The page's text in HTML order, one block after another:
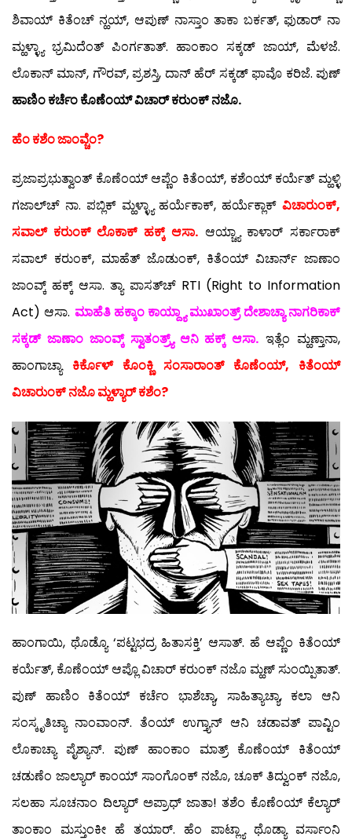
ಶಿವಾಯ್ ಕಿತೆಂಚ್ ನ್ಹಯ್, ಆಪುಣ್ ನಾಸ್ತಾಂ ತಾಕಾ ಬರ್ಕತ್, ಫುಡಾರ್ ನಾ
ಮ್ಹಳ್ಳ್ಯಾ ಭ್ರಮಿದೆಂತ್ ಪಿಂರ್ಗತಾತ್. ಹಾಂಕಾಂ ಸಕ್ಕಡ್ ಜಾಯ್, ಮೆಳಜೆ.
ಲೊಕಾನ್ ಮಾನ್, ಗೌರವ್, ಪ್ರಶಸ್ತಿ, ದಾನ್ ಹೆರ್ ಸಕ್ಕಡ್ ಫಾವೊ ಕರಿಜೆ. ಪುಣ್
ಹಾಣಿಂ ಕರ್ಚೆಂ ಕೊಣೆಂಯ್ ವಿಚಾರ್ ಕರುಂಕ್ ನಜೊ.
ಹೆಂ ಕಶೆಂ ಜಾಂವ್ಚೆಂ?
ಪ್ರಜಾಪ್ರಭುತ್ವಾಂತ್ ಕೊಣೆಂಯ್ ಆಪ್ಣೆಂ ಕಿತೆಂಯ್, ಕಶೆಂಯ್ ಕರ್ಯೆತ್ ಮ್ಹಳ್ಳಿ
ಗಜಾಲ್‍ಚ್ ನಾ. ಪಬ್ಲಿಕ್ ಮ್ಹಳ್ಳ್ಯಾ ಹರ್ಯೆಕಾಕ್, ಹರ್ಯೆಕ್ಲಾಕ್ ವಿಚಾರುಂಕ್,
ಸವಾಲ್ ಕರುಂಕ್ ಲೊಕಾಕ್ ಹಕ್ಕ್ ಆಸಾ.ಆಯ್ಚ್ಯಾ ಕಾಳಾರ್ ಸರ್ಕಾರಾಕ್
ಸವಾಲ್ ಕರುಂಕ್, ಮಾಹೆತ್ ಜೊಡುಂಕ್, ಕಿತೆಂಯ್ ವಿಚಾರ್ನ್ ಜಾಣಾಂ
ಜಾಂವ್ಕ್ ಹಕ್ಕ್ ಆಸಾ. ತ್ಯಾ ಪಾಸತ್‍ಚ್ RTI (Right to Information
Act) ಆಸಾ. ಮಾಹೆತಿ ಹಕ್ಕಾಂ ಕಾಯ್ದ್ಯಾ ಮುಖಾಂತ್ರ್ ದೇಶಾಚ್ಯಾ ನಾಗರಿಕಾಕ್
ಸಕ್ಕಡ್ ಜಾಣಾಂ ಜಾಂವ್ಕ್ ಸ್ವಾತಂತ್ರ್ಯ್ ಆನಿ ಹಕ್ಕ್ ಆಸಾ. ಇತ್ಲೆಂ ಮ್ಹಣ್ತಾನಾ,
ಹಾಂಗಾಚ್ಯಾ ಕಿರ್ಕೊಳ್ ಕೊಂಕ್ಣಿ ಸಂಸಾರಾಂತ್ ಕೊಣೆಂಯ್, ಕಿತೆಂಯ್
ವಿಚಾರುಂಕ್ ನಜೊ ಮ್ಹಳ್ಯಾರ್ ಕಶೆಂ?
ಹಾಂಗಾಯಿ, ಥೊಡ್ಯೊ ‘ಪಟ್ಟಭದ್ರ ಹಿತಾಸಕ್ತಿ’ ಆಸಾತ್. ಹೆ ಆಪ್ಣೆಂ ಕಿತೆಂಯ್
ಕರ್ಯೆತ್, ಕೊಣೆಂಯ್ ಆಪ್ಲೊ ವಿಚಾರ್ ಕರುಂಕ್ ನಜೊ ಮ್ಹಣ್ ಸುಂಯ್ಪಿತಾತ್.
ಪುಣ್ ಹಾಣಿಂ ಕಿತೆಂಯ್ ಕರ್ಚೆಂ ಭಾಶೆಚ್ಯಾ, ಸಾಹಿತ್ಯಾಚ್ಯಾ, ಕಲಾ ಆನಿ
ಸಂಸ್ಕೃತಿಚ್ಯಾ ನಾಂವಾಂನ್. ತೆಂಯ್ ಉಗ್ತ್ಯಾನ್ ಆನಿ ಚಡಾವತ್ ಪಾವ್ಟಿಂ
ಲೊಕಾಚ್ಯಾ ಪೈಶ್ಯಾನ್. ಪುಣ್ ಹಾಂಕಾಂ ಮಾತ್ರ್ ಕೊಣೆಂಯ್ ಕಿತೆಂಯ್
ಚಡುಣೆಂ ಜಾಲ್ಯಾರ್ ಕಾಂಯ್ ಸಾಂಗೊಂಕ್ ನಜೊ, ಚೂಕ್ ತಿದ್ವುಂಕ್ ನಜೊ,
ಸಲಹಾ ಸೂಚನಾಂ ದಿಲ್ಯಾರ್ ಅಪ್ರಾಧ್ ಜಾತಾ! ತಶೆಂ ಕೊಣೆಂಯ್ ಕೆಲ್ಯಾರ್
ತಾಂಕಾಂ ಮಸ್ತುಂಕೀ ಹೆ ತಯಾರ್. ಹೆಂ ಪಾಟ್ಲ್ಯಾ ಥೊಡ್ಯಾ ವರ್ಸಾಂನಿ